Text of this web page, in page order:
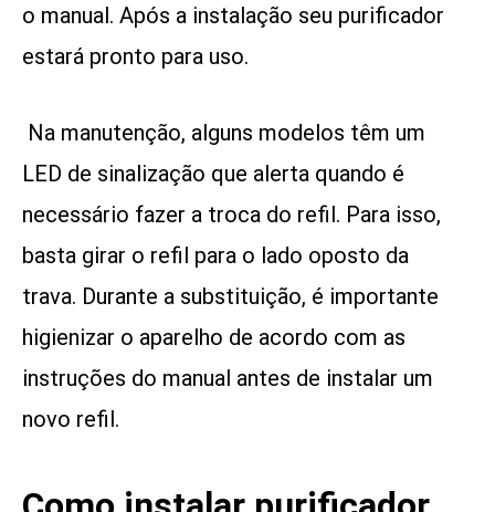
o manual. Após a instalação seu purificador
estará pronto para uso.
Na manutenção, alguns modelos têm um
LED de sinalização que alerta quando é
necessário fazer a troca do refil. Para isso,
basta girar o refil para o lado oposto da
trava. Durante a substituição, é importante
higienizar o aparelho de acordo com as
instruções do manual antes de instalar um
novo refil.